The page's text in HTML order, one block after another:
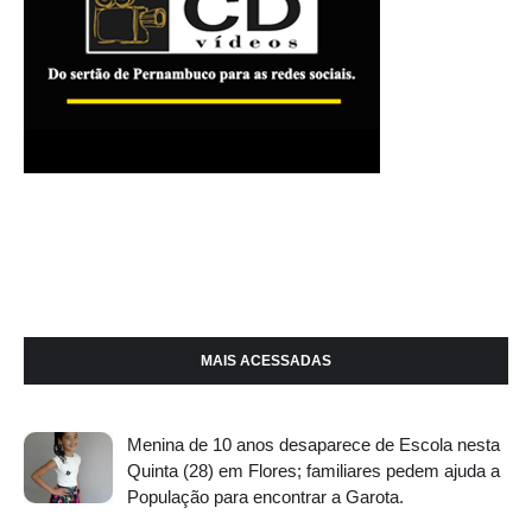
MAIS ACESSADAS
Menina de 10 anos desaparece de Escola nesta
Quinta (28) em Flores; familiares pedem ajuda a
População para encontrar a Garota.